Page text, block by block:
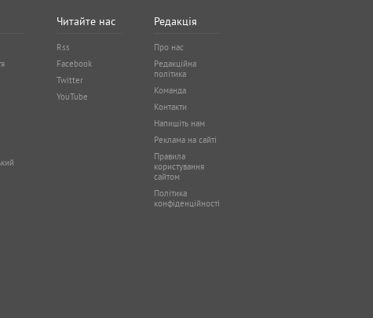
Читайте нас
Rss
Facebook
Twitter
YouTube
Редакція
Про нас
Редакційна
політика
Команда
Контакти
Напишіть нам
Реклама на сайті
Правила
користування
сайтом
Політика
конфіденційності